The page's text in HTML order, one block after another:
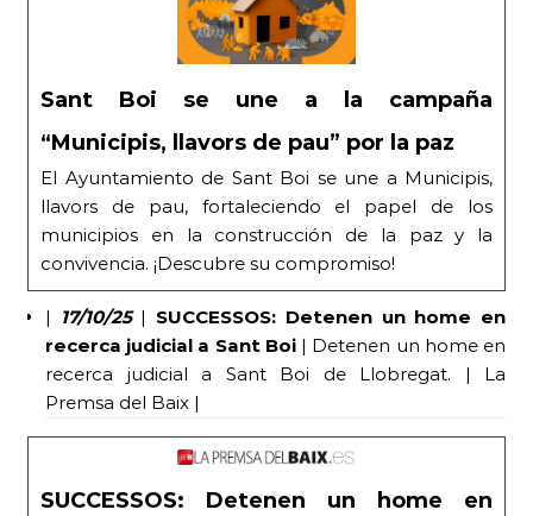
Sant Boi se une a la campaña
“Municipis, llavors de pau” por la paz
El Ayuntamiento de Sant Boi se une a Municipis,
llavors de pau, fortaleciendo el papel de los
municipios en la construcción de la paz y la
convivencia. ¡Descubre su compromiso!
| 17/10/25| SUCCESSOS: Detenen un home en
recerca judicial a Sant Boi| Detenen un home en
recerca judicial a Sant Boi de Llobregat. | La
Premsa del Baix |
SUCCESSOS: Detenen un home en